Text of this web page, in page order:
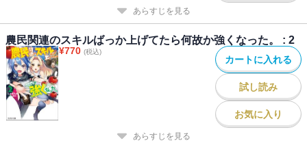
あらすじを見る
農民関連のスキルばっか上げてたら何故か強くなった。 : 2
¥770 (税込)
カートに入れる
試し読み
お気に入り
あらすじを見る